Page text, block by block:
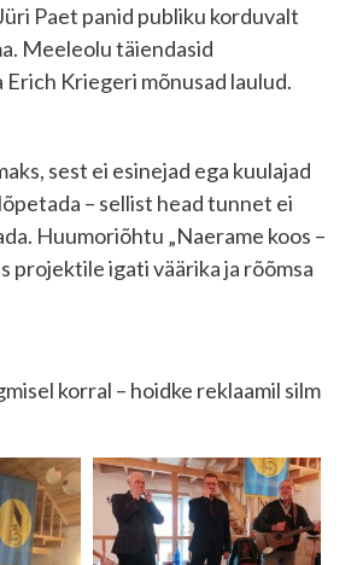
Paet panid publiku korduvalt
Meeleolu täiendasid
Kriegeri mõnusad laulud.
sest ei esinejad ega kuulajad
– sellist head tunnet ei
Huumoriõhtu „Naerame koos –
projektile igati väärika ja rõõmsa
korral – hoidke reklaamil silm